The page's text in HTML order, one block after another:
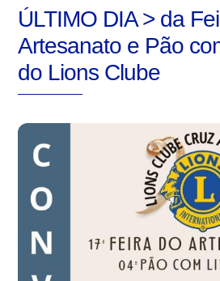
ÚLTIMO DIA > da
Artesanato e Pão
do Lions Clube